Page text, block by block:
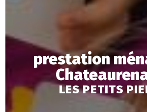
prestation
LES PETITS